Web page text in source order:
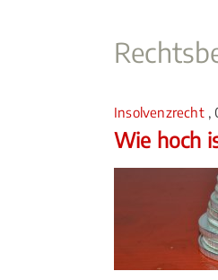
Insolvenzrecht ,
Wie hoch